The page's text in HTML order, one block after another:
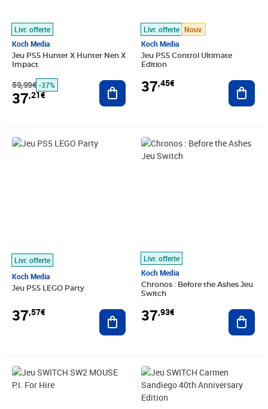
Livr. offerte
Koch Media
Jeu PS5 Hunter X Hunter Nen X
Impact
59,99€ -37%
37,21€
Ajouter au panier
Livr. offerte Nouv.
Koch Media
Jeu PS5 Control Ultimate
Edition
37,45€
Livr. offerte
Koch Media
Jeu PS5 LEGO Party
37,57€
Prix 37,57€
Ajouter au panier
Livr. offerte
Koch Media
Chronos : Before the Ashes Jeu
Switch
37,93€
Prix 37,93€
Prix 38,55€ Prix barré 49,99€
Prix 38,59€